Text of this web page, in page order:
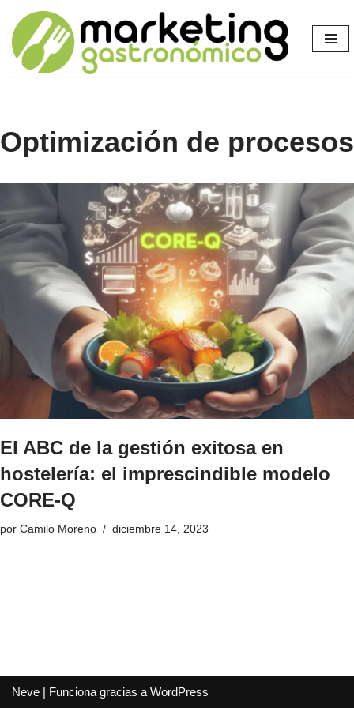
Saltar
al
Optimización de procesos
El ABC de la gestión exitosa en
hostelería: el imprescindible modelo
CORE-Q
por Camilo Moreno diciembre 14, 2023
Neve | Funciona gracias a WordPress